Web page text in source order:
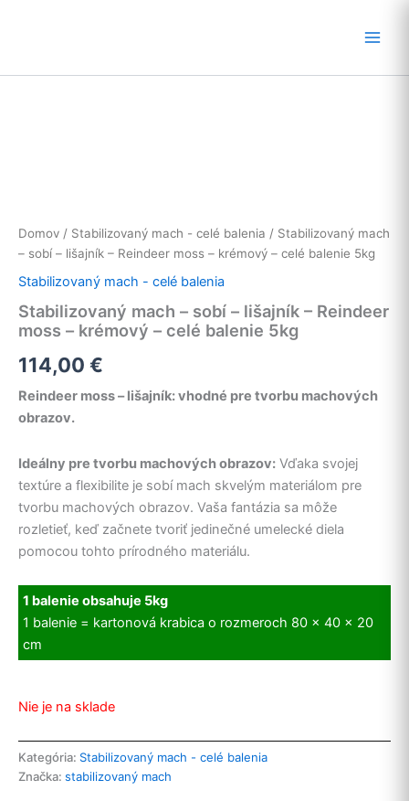
Domov / Stabilizovaný mach - celé balenia / Stabilizovaný mach
– sobí – lišajník – Reindeer moss – krémový – celé balenie 5kg
Stabilizovaný mach - celé balenia
Stabilizovaný mach – sobí – lišajník – Reindeer
moss – krémový – celé balenie 5kg
114,00 €
Reindeer moss – lišajník: vhodné pre tvorbu machových
obrazov.
Ideálny pre tvorbu machových obrazov: Vďaka svojej
textúre a flexibilite je sobí mach skvelým materiálom pre
tvorbu machových obrazov. Vaša fantázia sa môže
rozletieť, keď začnete tvoriť jedinečné umelecké diela
pomocou tohto prírodného materiálu.
1 balenie obsahuje 5kg
1 balenie = kartonová krabica o rozmeroch 80 x 40 x 20
cm
Nie je na sklade
Kategória: Stabilizovaný mach - celé balenia
Značka: stabilizovaný mach